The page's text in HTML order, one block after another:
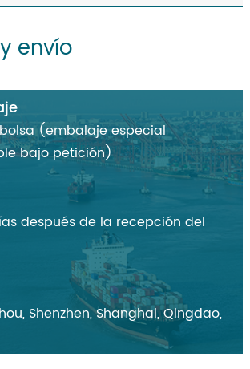
envío
(embalaje especial
bajo petición)
después de la recepción del
Shenzhen, Shanghai, Qingdao,